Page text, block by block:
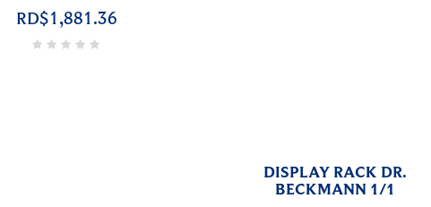
RD$2,790.68
EXHIBIDOR D/CARRILERAS
DR. BECKMANN 1/1